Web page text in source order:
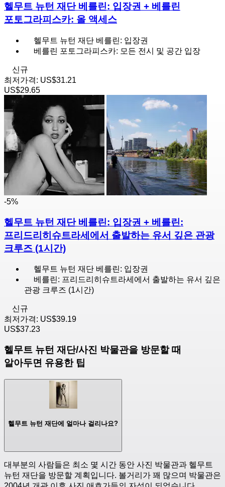
헬무트 뉴턴 재단 베를린: 입장권 + 베를린
포토그라피스카: 올 액세스
헬무트 뉴턴 재단 베를린: 입장권
베를린 포토그라피스카: 모든 전시 및 공간 입장
신규
최저가격: US$31.21
US$29.65
-5%
헬무트 뉴턴 재단 베를린: 입장권 + 베를린:
프리드리히슈트라세에서 출발하는 유서 깊은 관광
크루즈 (1시간)
헬무트 뉴턴 재단 베를린: 입장권
베를린: 프리드리히슈트라세에서 출발하는 유서 깊은
관광 크루즈 (1시간)
신규
최저가격: US$39.19
US$37.23
헬무트 뉴턴 재단/사진 박물관을 방문할 때
알아두면 유용한 팁
헬무트 뉴턴 재단에 얼마나 걸리나요?
대부분의 사람들은 최소 몇 시간 동안 사진 박물관과 헬무트
뉴턴 재단을 방문할 계획입니다. 볼거리가 꽤 많으며 박물관은